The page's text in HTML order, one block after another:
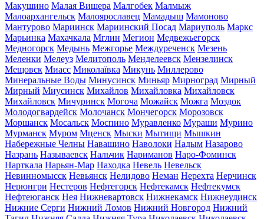
Макушино Малая Вишера Малгобек Малмыж
Малоархангельск Малоярославец Мамадыш Мамоново
Мантурово Мариинск Мариинский Посад Мариуполь Маркс
Марьинка Махачкала Мглин Мегион Медвежьегорск
Медногорск Медынь Межгорье Междуреченск Мезень
Меленки Мелеуз Мелитополь Менделеевск Мензелинск
Мещовск Миасс Миколаївка Микунь Миллерово
Минеральные Воды Минусинск Миньяр Мирноград Мирный
Мирный Миусинск Михайлов Михайловка Михайловск
Михайловск Мичуринск Могоча Можайск Можга Моздок
Молодогвардейск Молочанск Мончегорск Морозовск
Моршанск Мосальск Моспино Муравленко Мураши Мурино
Мурманск Муром Мценск Мыски Мытищи Мышкин
Набережные Челны Навашино Наволоки Надым Назарово
Назрань Называевск Нальчик Нариманов Наро-Фоминск
Нарткала Нарьян-Мар Находка Невель Невельск
Невинномысск Невьянск Нелидово Неман Нерехта Нерчинск
Нерюнгри Нестеров Нефтегорск Нефтекамск Нефтекумск
Нефтеюганск Нея Нижневартовск Нижнекамск Нижнеудинск
Нижние Серги Нижний Ломов Нижний Новгород Нижний